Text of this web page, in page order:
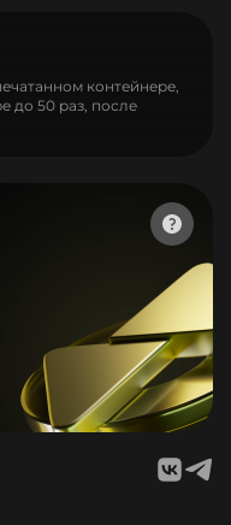
контейнере,
до 50 раз, после